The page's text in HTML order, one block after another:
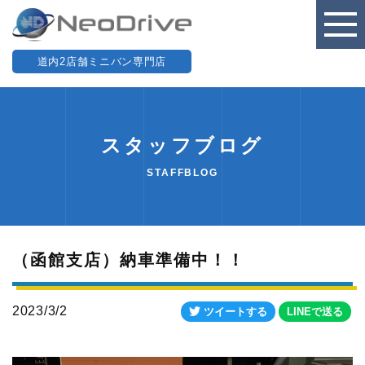
道内2店舗ミニバン専門店
スタッフブログ
STAFFBLOG
（函館支店）納車準備中！！
2023/3/2 ツイートする LINEで送る